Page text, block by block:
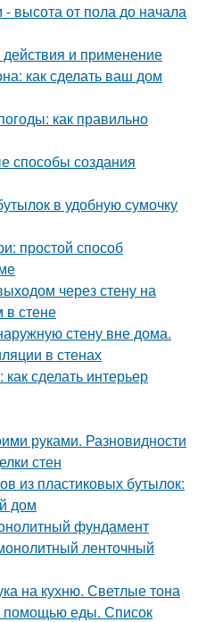
высота от пола до начала
и применение
как сделать ваш дом
как правильно
способы создания
в удобную сумочку
простой способ
через стену на
в стене
стену вне дома.
в стенах
сделать интерьер
руками. Разновидности
стен
из пластиковых бутылок:
дом
фундамент
ленточный
на кухню. Светлые тона
помощью еды. Список